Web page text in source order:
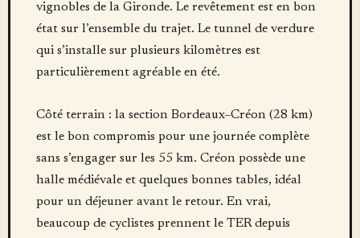
vignobles de la Gironde. Le revêtement est en bon
état sur l’ensemble du trajet. Le tunnel de verdure
qui s’installe sur plusieurs kilomètres est
particulièrement agréable en été.
Côté terrain : la section Bordeaux–Créon (28 km)
est le bon compromis pour une journée complète
sans s’engager sur les 55 km. Créon possède une
halle médiévale et quelques bonnes tables, idéal
pour un déjeuner avant le retour. En vrai,
beaucoup de cyclistes prennent le TER depuis